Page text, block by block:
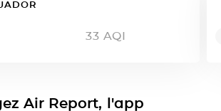
33 AQI
Air Report, l'app